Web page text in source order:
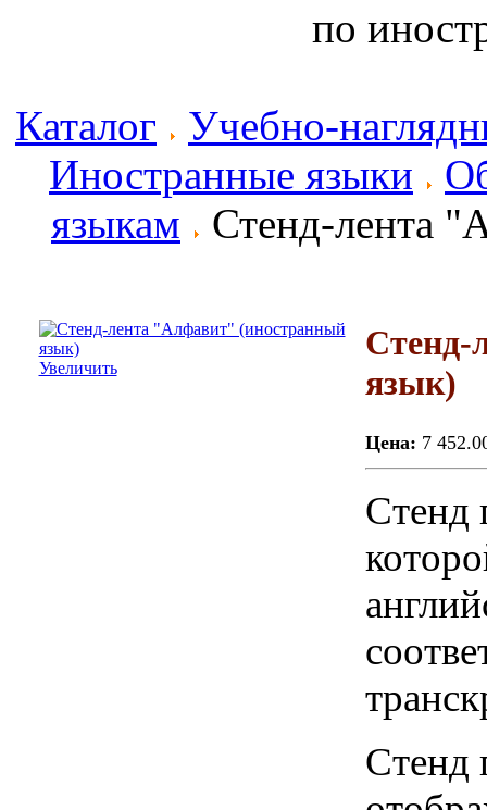
по
Каталог
Учебно-
Иностранные языки
языкам
Стенд-лента
Увеличить
Стенд-
язык)
Цена: 7
Стенд
Стенд